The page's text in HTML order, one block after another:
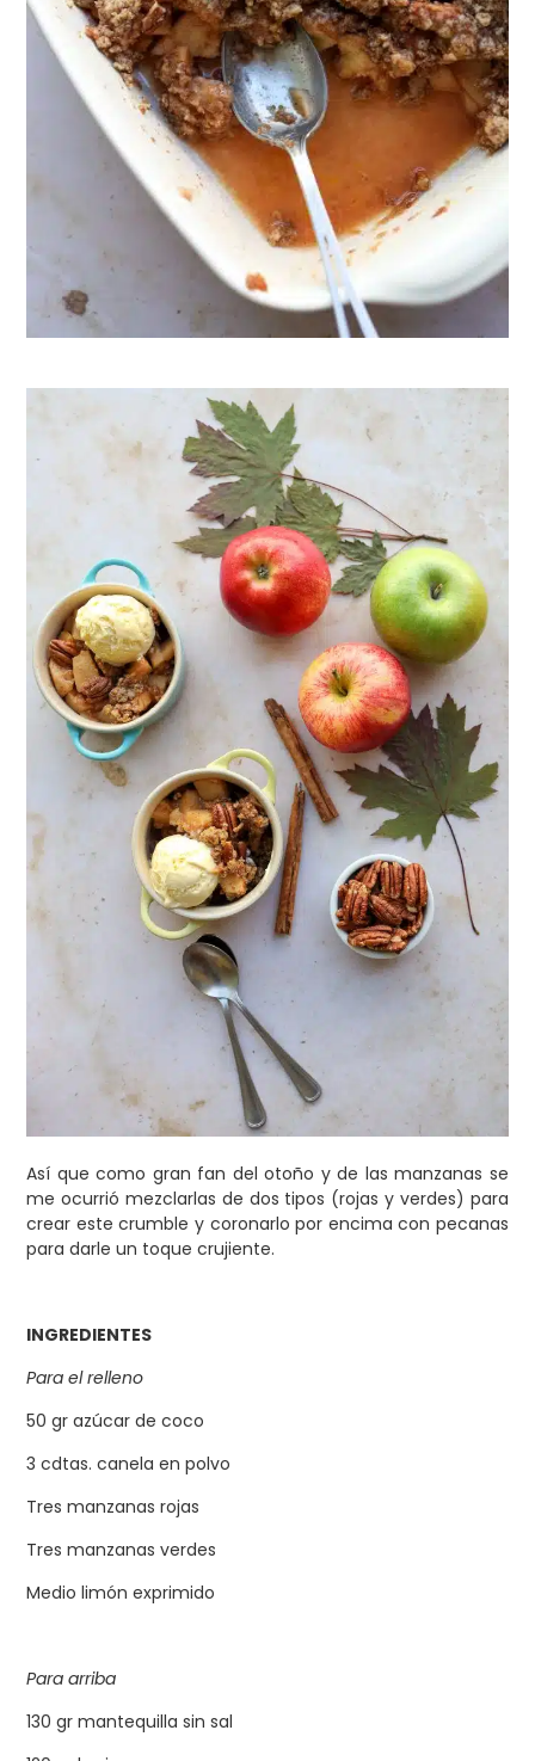
Así que como gran fan del otoño y de las manzanas se
me ocurrió mezclarlas de dos tipos (rojas y verdes) para
crear este crumble y coronarlo por encima con pecanas
para darle un toque crujiente.
INGREDIENTES
Para el relleno
50 gr azúcar de coco
3 cdtas. canela en polvo
Tres manzanas rojas
Tres manzanas verdes
Medio limón exprimido
Para arriba
130 gr mantequilla sin sal